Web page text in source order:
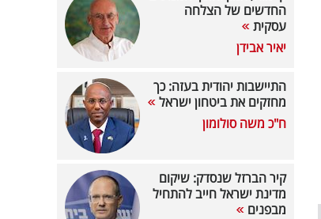
החדשים של הצלחה
עסקית
יאיר אבידן
התיישבות יהודית בעזה: כך
מחזקים את ביטחון ישראל
ח"כ משה סולומון
קיר הברזל שנסדק: שיקום
מדינת ישראל חייב להתחיל
מבפנים